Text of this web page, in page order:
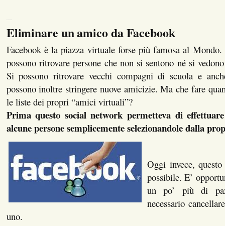
Eliminare un amico da Facebook
Facebook è la piazza virtuale forse più famosa al
possono ritrovare persone che non si sentono né si
Si possono ritrovare vecchi compagni di scuola e
possono inoltre stringere nuove amicizie. Ma che fare
le liste dei propri “amici virtuali”?
Prima questo social network permetteva di
alcune persone semplicemente selezionandole dalla
Oggi invece,
possibile. E’
un po’ più di
necessario
uno.